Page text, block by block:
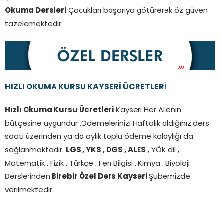
Okuma Dersleri Çocukları başarıya götürerek öz güven
tazelemektedir.
HIZLI OKUMA KURSU KAYSERİ ÜCRETLERİ
Hızlı Okuma Kursu Ücretleri
Kayseri Her Ailenin
bütçesine uygundur .Ödemelerinizi Haftalık aldığınız ders
saati üzerinden ya da aylık toplu ödeme kolaylığı da
sağlanmaktadır. LGS , YKS , DGS , ALES , YÖK dil ,
Matematik , Fizik , Türkçe , Fen Bilgisi , Kimya , Biyoloji
Derslerinden Birebir Özel Ders Kayseri Şubemizde
verilmektedir.